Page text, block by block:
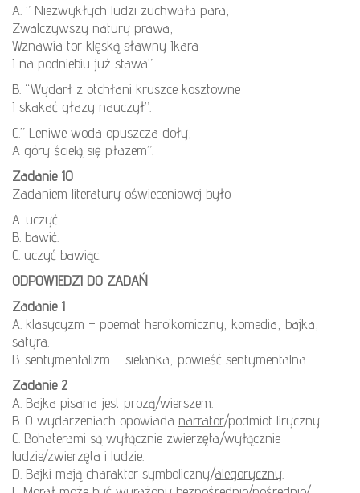
A. ” Niezwykłych ludzi zuchwała para,
Zwalczywszy natury prawa,
Wznawia tor klęską sławny Ikara
I na podniebiu już stawa”.
B. “Wydarł z otchłani kruszce kosztowne
I skakać głazy nauczył”.
C.” Leniwe woda opuszcza doły,
A góry ścielą się płazem”.
Zadanie 10
Zadaniem literatury oświeceniowej było
A. uczyć.
B. bawić.
C. uczyć bawiąc.
ODPOWIEDZI DO ZADAŃ
Zadanie 1
A. klasycyzm – poemat heroikomiczny, komedia, bajka,
satyra.
B. sentymentalizm – sielanka, powieść sentymentalna.
Zadanie 2
A. Bajka pisana jest prozą/wierszem
B. O wydarzeniach opowiada narrator/podmiot liryczny.
C. Bohaterami są wyłącznie zwierzęta/wyłącznie
ludzie/zwierzęta i ludzie.
D. Bajki mają charakter symboliczny/alegoryczny